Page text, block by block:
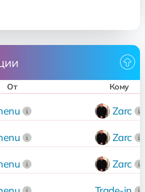
От Кому
Zarc
Zarc
Zarc